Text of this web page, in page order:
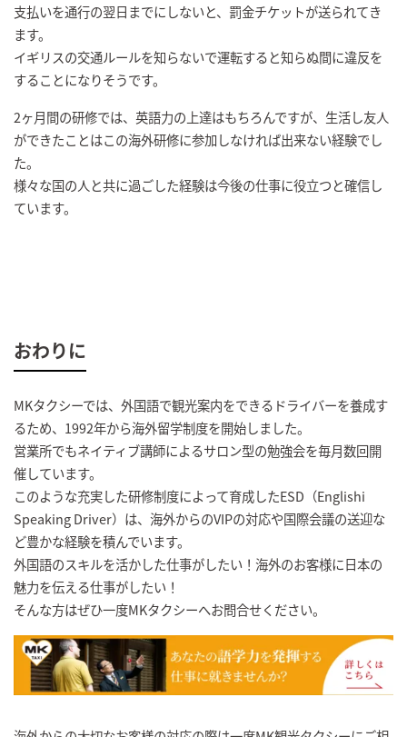
支払いを通行の翌日までにしないと、罰金チケットが送られてき
ます。
イギリスの交通ルールを知らないで運転すると知らぬ間に違反を
することになりそうです。
2ヶ月間の研修では、英語力の上達はもちろんですが、生活し友人
ができたことはこの海外研修に参加しなければ出来ない経験でし
た。
様々な国の人と共に過ごした経験は今後の仕事に役立つと確信し
ています。
おわりに
MKタクシーでは、外国語で観光案内をできるドライバーを養成す
るため、1992年から海外留学制度を開始しました。
営業所でもネイティブ講師によるサロン型の勉強会を毎月数回開
催しています。
このような充実した研修制度によって育成したESD（Englishi
Speaking Driver）は、海外からのVIPの対応や国際会議の送迎な
ど豊かな経験を積んでいます。
外国語のスキルを活かした仕事がしたい！海外のお客様に日本の
魅力を伝える仕事がしたい！
そんな方はぜひ一度MKタクシーへお問合せください。